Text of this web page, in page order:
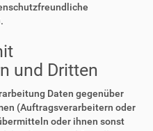
und Dritten
Daten gegenüber
(Auftragsverarbeitern oder
oder ihnen sonst